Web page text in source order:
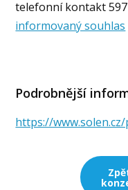
telefonní kontakt 597
informovaný souhlas
Podrobnější
https://